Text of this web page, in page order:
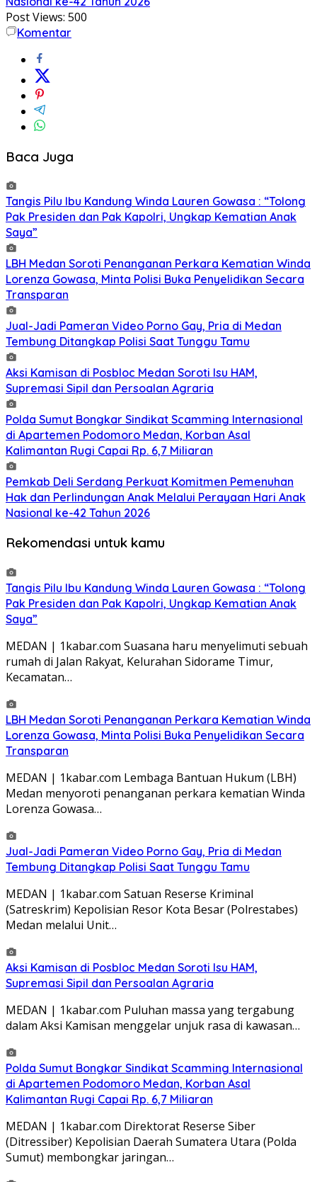
Post Views: 500
Komentar
Baca Juga
Tangis Pilu Ibu Kandung Winda Lauren Gowasa : “Tolong
Pak Presiden dan Pak Kapolri, Ungkap Kematian Anak
Saya”
‎LBH Medan Soroti Penanganan Perkara Kematian Winda
Lorenza Gowasa, Minta Polisi Buka Penyelidikan Secara
Transparan
Jual-Jadi Pameran Video Porno Gay, Pria di Medan
Tembung Ditangkap Polisi Saat Tunggu Tamu
Aksi Kamisan di Posbloc Medan Soroti Isu HAM,
Supremasi Sipil dan Persoalan Agraria
Polda Sumut Bongkar Sindikat Scamming Internasional
di Apartemen Podomoro Medan, Korban Asal
Kalimantan Rugi Capai Rp. 6,7 Miliaran
Pemkab Deli Serdang Perkuat Komitmen Pemenuhan
Hak dan Perlindungan Anak Melalui Perayaan Hari Anak
Nasional ke-42 Tahun 2026
Rekomendasi untuk kamu
Tangis Pilu Ibu Kandung Winda Lauren Gowasa : “Tolong
Pak Presiden dan Pak Kapolri, Ungkap Kematian Anak
Saya”
MEDAN | 1kabar.com Suasana haru menyelimuti sebuah
rumah di Jalan Rakyat, Kelurahan Sidorame Timur,
Kecamatan…
‎LBH Medan Soroti Penanganan Perkara Kematian Winda
Lorenza Gowasa, Minta Polisi Buka Penyelidikan Secara
Transparan
MEDAN | 1kabar.com Lembaga Bantuan Hukum (LBH)
Medan menyoroti penanganan perkara kematian Winda
Lorenza Gowasa…
Jual-Jadi Pameran Video Porno Gay, Pria di Medan
Tembung Ditangkap Polisi Saat Tunggu Tamu
MEDAN | 1kabar.com Satuan Reserse Kriminal
(Satreskrim) Kepolisian Resor Kota Besar (Polrestabes)
Medan melalui Unit…
Aksi Kamisan di Posbloc Medan Soroti Isu HAM,
Supremasi Sipil dan Persoalan Agraria
MEDAN | 1kabar.com Puluhan massa yang tergabung
dalam Aksi Kamisan menggelar unjuk rasa di kawasan…
Polda Sumut Bongkar Sindikat Scamming Internasional
di Apartemen Podomoro Medan, Korban Asal
Kalimantan Rugi Capai Rp. 6,7 Miliaran
MEDAN | 1kabar.com Direktorat Reserse Siber
(Ditressiber) Kepolisian Daerah Sumatera Utara (Polda
Sumut) membongkar jaringan…